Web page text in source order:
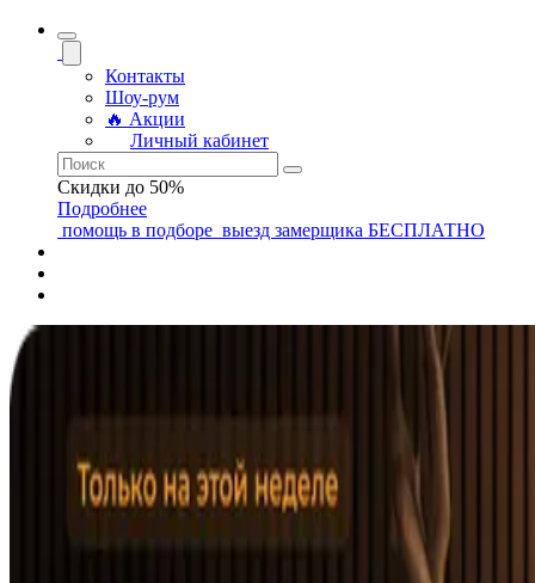
Контакты
Шоу-рум
🔥 Акции
Личный кабинет
Скидки до 50%
Подробнее
помощь в подборе выезд замерщика БЕСПЛАТНО